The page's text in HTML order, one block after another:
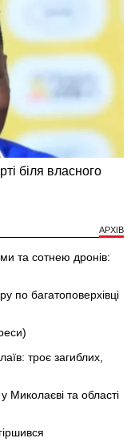
АРХІВ
та сотнею дронів:
по багатоповерхівці
троє загиблих,
Миколаєві та області